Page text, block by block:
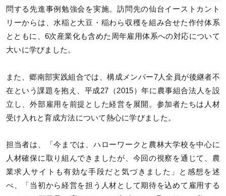
問する先進事例勉強会を実施。訪問先の仙台イーストカント
リーからは、水稲と大豆・稲わら収穫を組み合せた作付体系
とともに、6次産業化も含めた周年雇用体系への対応について
大いに学びました。
また、郷南部実践組合では、構成メンバー7人全員が後継者不
在という課題を抱え、平成27（2015）年に農事組合法人を設
立し、外部雇用を前提とした経営を展開。参加者たちは人材
受け入れと育成方法について熱心に学びました。
担当者は、「今までは、ハローワークと農林大学校を中心に
人材確保に取り組んできましたが、今回の視察を通じて、農
業求人サイトも有効な手段だと気づきました」と感想を述
べ、「当初から経営を担う人材として期待を込めて雇用する